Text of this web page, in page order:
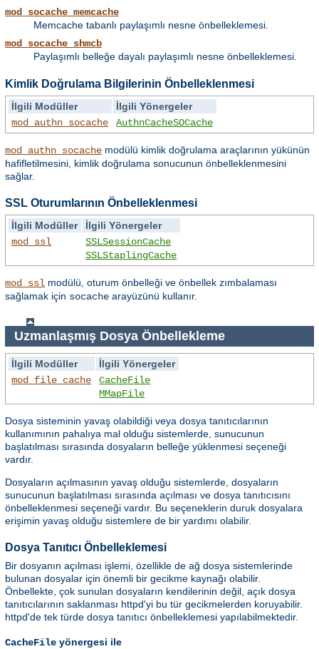
mod_socache_memcache
Memcache tabanlı paylaşımlı nesne önbelleklemesi.
mod_socache_shmcb
Paylaşımlı belleğe dayalı paylaşımlı nesne önbelleklemesi.
Kimlik Doğrulama Bilgilerinin Önbelleklenmesi
İlgili Modüller
İlgili Yönergeler
mod_authn_socache
AuthnCacheSOCache
mod_authn_socache modülü kimlik doğrulama araçlarının yükünün
hafifletilmesini, kimlik doğrulama sonucunun önbelleklenmesini
sağlar.
SSL Oturumlarının Önbelleklenmesi
İlgili Modüller
İlgili Yönergeler
mod_ssl
SSLSessionCache
SSLStaplingCache
mod_ssl modülü, oturum önbelleği ve önbellek zımbalaması
sağlamak için socache arayüzünü kullanır.
Uzmanlaşmış Dosya Önbellekleme
İlgili Modüller
İlgili Yönergeler
mod_file_cache
CacheFile
MMapFile
Dosya sisteminin yavaş olabildiği veya dosya tanıtıcılarının
kullanımının pahalıya mal olduğu sistemlerde, sunucunun
başlatılması sırasında dosyaların belleğe yüklenmesi seçeneği
vardır.
Dosyaların açılmasının yavaş olduğu sistemlerde, dosyaların
sunucunun başlatılması sırasında açılması ve dosya tanıtıcısını
önbelleklenmesi seçeneği vardır. Bu seçeneklerin duruk dosyalara
erişimin yavaş olduğu sistemlere de bir yardımı olabilir.
Dosya Tanıtıcı Önbelleklemesi
Bir dosyanın açılması işlemi, özellikle de ağ dosya sistemlerinde
bulunan dosyalar için önemli bir gecikme kaynağı olabilir.
Önbellekte, çok sunulan dosyaların kendilerinin değil, açık dosya
tanıtıcılarının saklanması httpd'yi bu tür gecikmelerden koruyabilir.
httpd'de tek türde dosya tanıtıcı önbelleklemesi yapılabilmektedir.
CacheFile yönergesi ile